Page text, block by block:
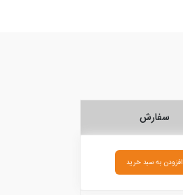
سفارش
افزودن به سبد خرید